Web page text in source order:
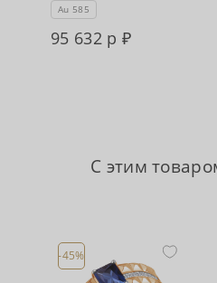
Au 585
95 632 р
С этим
-45%